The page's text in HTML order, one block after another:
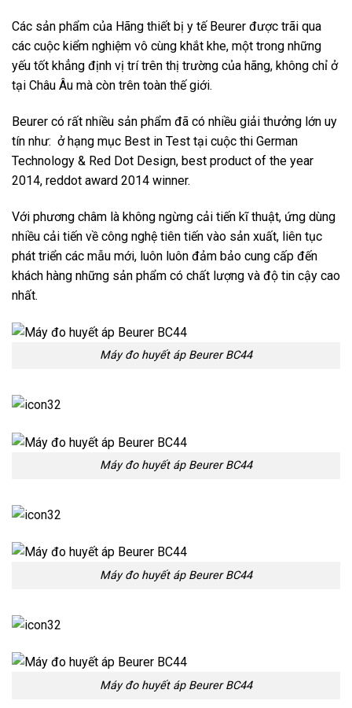
Các sản phẩm của Hãng thiết bị y tế Beurer được trãi qua
các cuộc kiểm nghiệm vô cùng khắt khe, một trong những
yếu tốt khẳng định vị trí trên thị trường của hãng, không chỉ ở
tại Châu Âu mà còn trên toàn thế giới.
Beurer có rất nhiều sản phẩm đã có nhiều giải thưởng lớn uy
tín như: ở hạng mục Best in Test tại cuộc thi German
Technology & Red Dot Design, best product of the year
2014, reddot award 2014 winner.
Với phương châm là không ngừng cải tiến kĩ thuật, ứng dùng
nhiều cải tiến về công nghệ tiên tiến vào sản xuất, liên tục
phát triển các mẫu mới, luôn luôn đảm bảo cung cấp đến
khách hàng những sản phẩm có chất lượng và độ tin cậy cao
nhất.
Máy đo huyết áp Beurer BC44
Máy đo huyết áp Beurer BC44
Máy đo huyết áp Beurer BC44
Máy đo huyết áp Beurer BC44